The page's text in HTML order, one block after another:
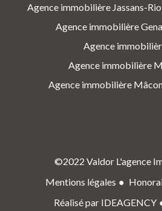
Agence immobilière Jassans-
Agence immobilière
Agence
Agence immobilière
Agence immobilière
©2022 Valdor L'agence
Mentions légales
Réalisé par IDEAGENCY